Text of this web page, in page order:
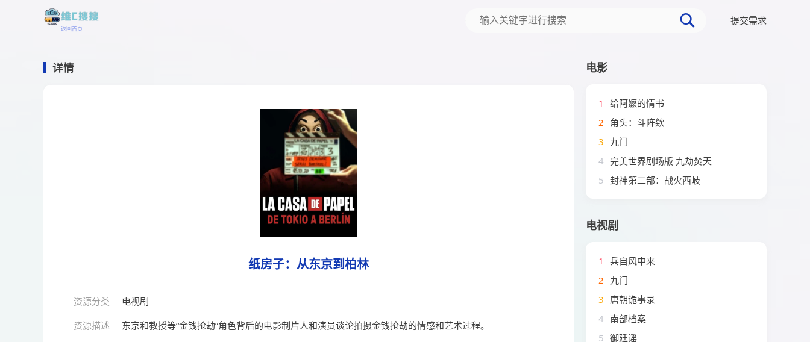
返回首页
提交需求
详情
纸房子：从东京到柏林
资源分类
电视剧
资源描述
东京和教授等“金钱抢劫”角色背后的电影制片人和演员谈论拍摄金钱抢劫的情感和艺术过程。
电影
1
给阿嬷的情书
2 角头：斗阵欸
3 九门
4 完美世界剧场版 九劫焚天
5 封神第二部：战火西岐
电视剧
1
兵自风中来
2 九门
3 唐朝诡事录
4 南部档案
5 御廷谣